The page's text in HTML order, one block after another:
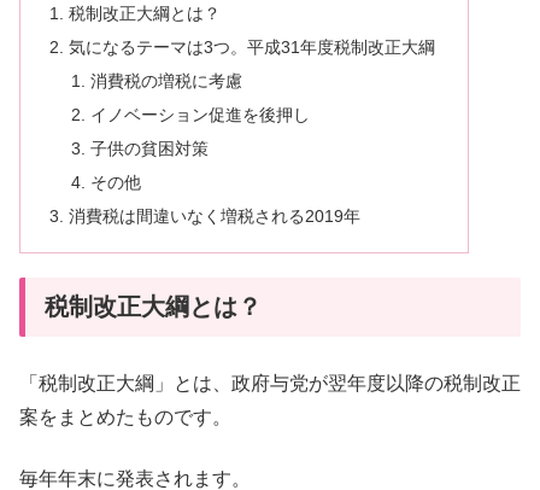
税制改正大綱とは？
気になるテーマは3つ。平成31年度税制改正大綱
消費税の増税に考慮
イノベーション促進を後押し
子供の貧困対策
その他
消費税は間違いなく増税される2019年
税制改正大綱とは？
「税制改正大綱」とは、政府与党が翌年度以降の税制改正
案をまとめたものです。
毎年年末に発表されます。